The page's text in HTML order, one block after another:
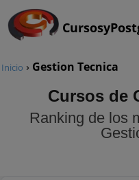
Inicio › Gestion Tecnica
Cursos de
Ranking de los